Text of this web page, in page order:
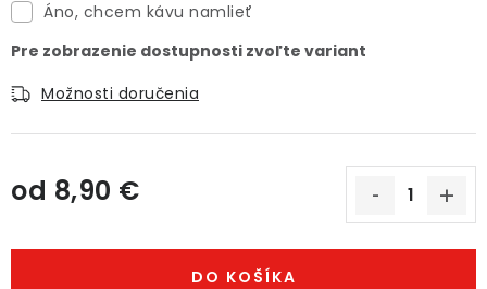
Áno, chcem kávu namlieť
Možnosti doručenia
od 8,90 €
DO KOŠÍKA